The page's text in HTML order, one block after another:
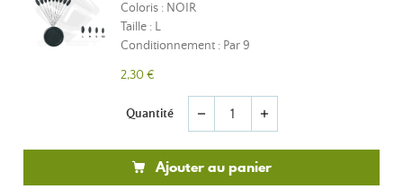
Coloris : NOIR
Taille : L
Conditionnement : Par 9
2,30 €
Quantité remove add
Ajouter au panier